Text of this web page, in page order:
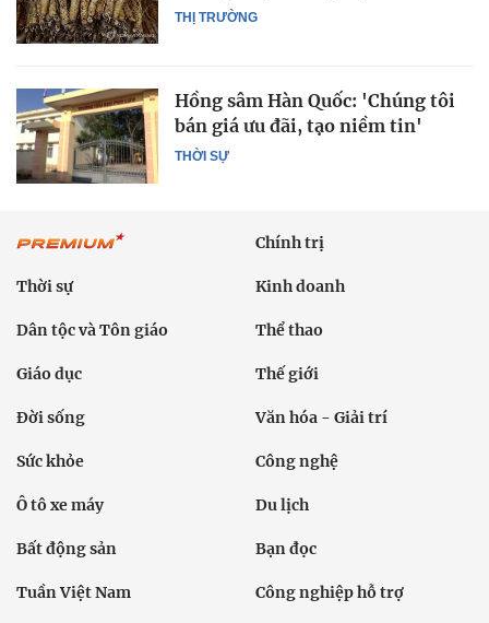
THỊ TRƯỜNG
THỜI SỰ
Hồng sâm Hàn Quốc: 'Chúng tôi
bán giá ưu đãi, tạo niềm tin'
Chính trị
Thời sự Kinh doanh
Dân tộc và Tôn giáo Thể thao
Giáo dục Thế giới
Đời sống Văn hóa - Giải trí
Sức khỏe Công nghệ
Ô tô xe máy Du lịch
Bất động sản Bạn đọc
Tuần Việt Nam Công nghiệp hỗ trợ